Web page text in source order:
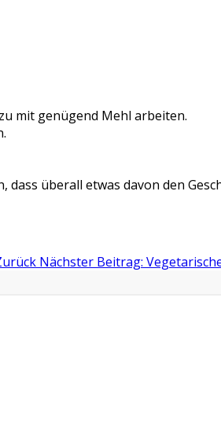
mit genügend Mehl arbeiten.
überall etwas davon den
Nächster Beitrag: